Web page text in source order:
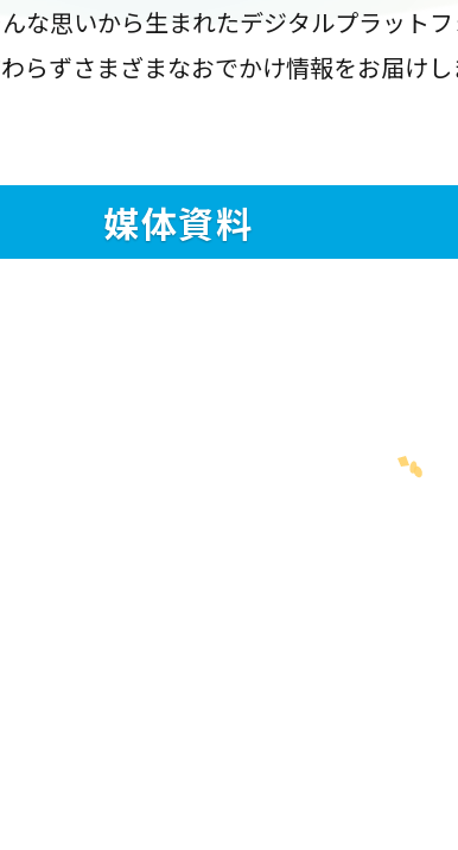
んな思いから生まれたデジタルプラット
らずさまざまなおでかけ情報をお届け
媒体資料